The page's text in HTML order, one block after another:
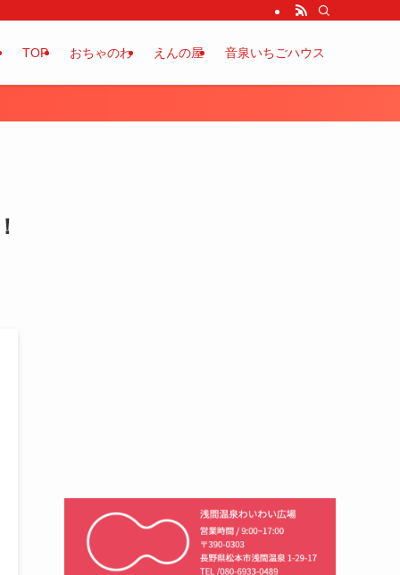
TOP おちゃのわ えんの屋 音泉いちごハウス